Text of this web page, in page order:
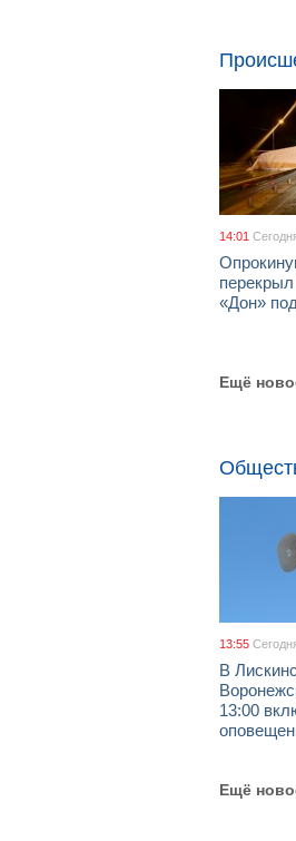
14:01
«Дон»
Ещё
13:55
В
13:00
Ещё